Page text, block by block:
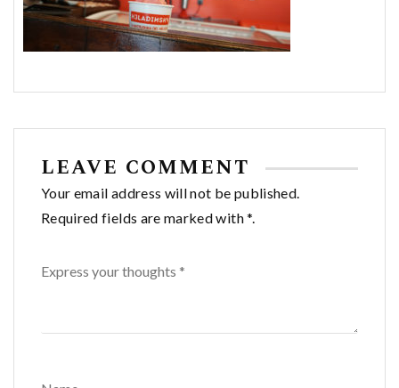
LEAVE COMMENT
Your email address will not be published.
Required fields are marked with *.